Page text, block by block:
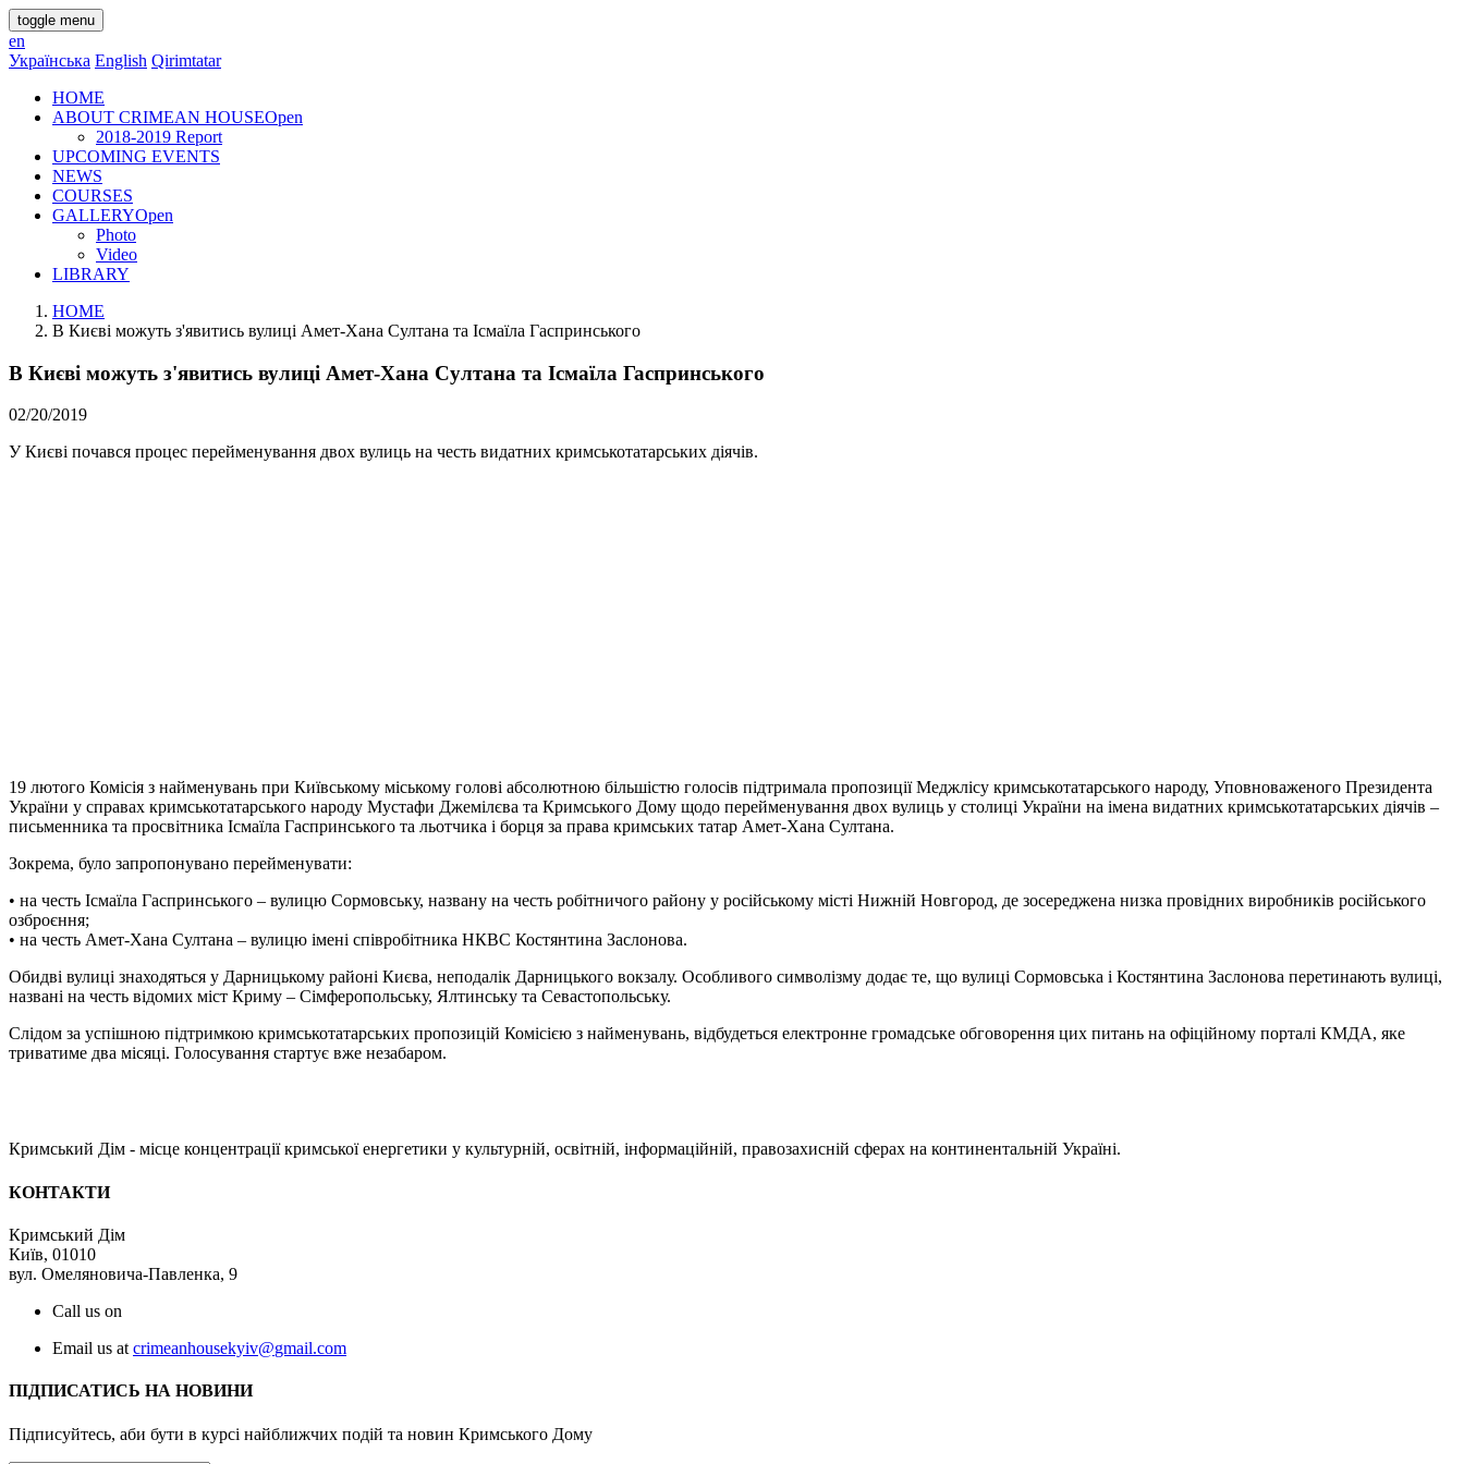
toggle menu
en
Українська English Qirimtatar
HOME
ABOUT CRIMEAN HOUSEOpen
2018-2019 Report
UPCOMING EVENTS
NEWS
COURSES
GALLERYOpen
Photo
Video
LIBRARY
HOME
В Києві можуть з'явитись вулиці Амет-Хана Султана та Ісмаїла Гаспринського
В Києві можуть з'явитись вулиці Амет-Хана Султана та Ісмаїла Гаспринського
02/20/2019
У Києві почався процес перейменування двох вулиць на честь видатних кримськотатарських діячів.
19 лютого Комісія з найменувань при Київському міському голові абсолютною більшістю голосів підтримала пропозиції Меджлісу кримськотатарського народу, Уповноваженого Президента
України у справах кримськотатарського народу Мустафи Джемілєва та Кримського Дому щодо перейменування двох вулиць у столиці України на імена видатних кримськотатарських діячів –
письменника та просвітника Ісмаїла Гаспринського та льотчика і борця за права кримських татар Амет-Хана Султана.
Зокрема, було запропонувано перейменувати:
• на честь Ісмаїла Гаспринського – вулицю Сормовську, названу на честь робітничого району у російському місті Нижній Новгород, де зосереджена низка провідних виробників російського
озброєння;
• на честь Амет-Хана Султана – вулицю імені співробітника НКВС Костянтина Заслонова.
Обидві вулиці знаходяться у Дарницькому районі Києва, неподалік Дарницького вокзалу. Особливого символізму додає те, що вулиці Сормовська і Костянтина Заслонова перетинають вулиці,
названі на честь відомих міст Криму – Сімферопольську, Ялтинську та Севастопольську.
Слідом за успішною підтримкою кримськотатарських пропозицій Комісією з найменувань, відбудеться електронне громадське обговорення цих питань на офіційному порталі КМДА, яке
триватиме два місяці. Голосування стартує вже незабаром.
Кримський Дім - місце концентрації кримської енергетики у культурній, освітній, інформаційній, правозахисній сферах на континентальній Україні.
КОНТАКТИ
Кримський Дім
Київ, 01010
вул. Омеляновича-Павленка, 9
Call us on
Email us at crimeanhousekyiv@gmail.com
ПІДПИСАТИСЬ НА НОВИНИ
Підписуйтесь, аби бути в курсі найближчих подій та новин Кримського Дому